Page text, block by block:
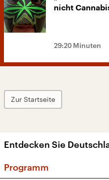
nicht
29:20 Minuten
Zur Startseite
Entdecken Sie
Programm